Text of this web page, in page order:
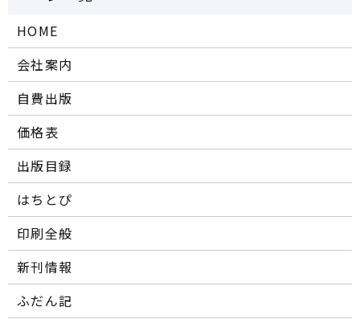
HOME
会社案内
自費出版
価格表
出版目録
はちとぴ
印刷全般
新刊情報
ふだん記